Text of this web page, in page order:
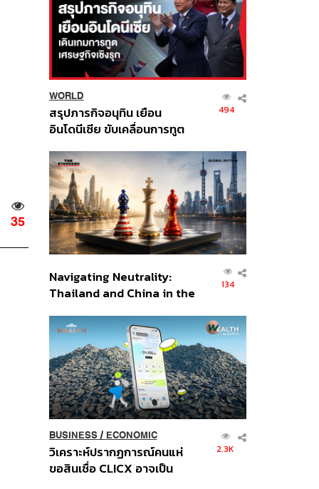
35
WORLD
สรุปภารกิจอนุทิน เยือน
อินโดนีเซีย ขับเคลื่อนการทูต
ส่วนยุทธศาสตร์ไทย –
อินโดนีเซีย
494
Navigating Neutrality:
Thailand and China in the
Order
134
BUSINESS/ ECONOMIC
วิเคราะห์ปรากฏการณ์คนแห่
ขอสินเชื่อ CLICX อาจเป็น
2.3K